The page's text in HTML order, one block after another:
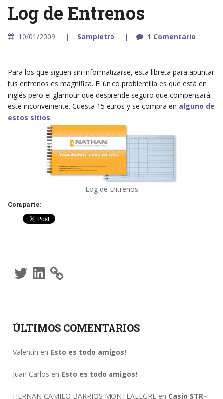
Log de Entrenos
10/01/2009 Sampietro 1 Comentario
Para los que siguen sin informatizarse, esta libreta para apuntar
tus entrenos es magnífica. El único problemilla es que está en
inglés pero el glamour que desprende seguro que compensará
este inconveniente. Cuesta 15 euros y se compra en alguno de
estos sitios.
Log de Entrenos
Comparte:
TwitterLinkedIn
ÚLTIMOS COMENTARIOS
Valentín en Esto es todo amigos!
Juan Carlos en Esto es todo amigos!
HERNAN CAMILO BARRIOS MONTEALEGREen Casio STR-